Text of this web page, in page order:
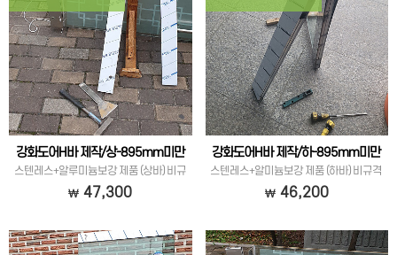
강화도어H바 제작/상-895mm미만
스텐레스+알루미늄보강 제품 (상바) 비규
격
47,300
강화도어H바 제작/하-895mm미만
스텐레스+알미늄보강 제품 (하바) 비규격
46,200